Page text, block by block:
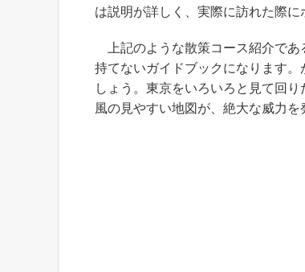
は説明が詳しく、実際に訪れた際に
上記のような散策コース紹介であ
持てないガイドブックになります
しょう。東京をいろいろと見て回
風の見やすい地図が、絶大な威力を